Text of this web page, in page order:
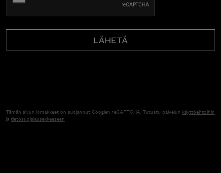
Tämän sivun lomakkeet on suojannut Googlen reCAPTCHA. Tutustu palvelun käyttöehtoihin
jatietosuojalausekkeeseen